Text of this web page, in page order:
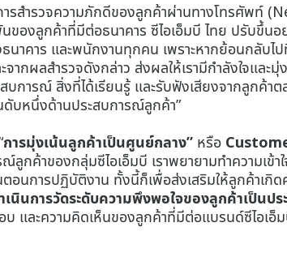
รสำรวจความภักดีของลูกค้าผ่านทางโทรศัพท์
ของลูกค้าที่มีต่อธนาคาร ซีไอเอ็มบี ไทย ปรับขึ้น
นาคาร และพนักงานทุกคน เพราะหากย้อนกลับไ
จากผลสำรวจดังกล่าว ส่งผลให้เรามีกำลังใจแล
สบการณ์ สิ่งที่ได้เรียนรู้ และรับฟังเสียงจากลูกค้
ดับหนึ่งด้านประสบการณ์ลูกค้า”
การมุ่งเน้นลูกค้าเป็นศูนย์กลาง” หรือ
ลูกค้าของกลุ่มซีไอเอ็มบี เราพยายามทำความเข้
อนการปฏิบัติงาน ทั้งนี้ก็เพื่อส่งเสริมให้ลูกค้าเกิด
เนินการวัดระดับความพึงพอใจของลูกค้าเป็น
บ และความคิดเห็นของลูกค้าที่มีต่อแบรนด์ซีไอเอ็